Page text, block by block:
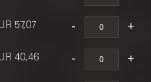
57,07
40,46